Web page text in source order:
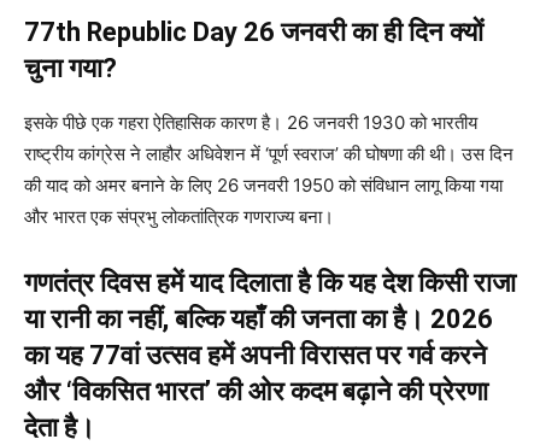
77th Republic Day 26 जनवरी का ही दिन क्यों
चुना गया?
इसके पीछे एक गहरा ऐतिहासिक कारण है। 26 जनवरी 1930 को भारतीय
राष्ट्रीय कांग्रेस ने लाहौर अधिवेशन में ‘पूर्ण स्वराज’ की घोषणा की थी। उस दिन
की याद को अमर बनाने के लिए 26 जनवरी 1950 को संविधान लागू किया गया
और भारत एक संप्रभु लोकतांत्रिक गणराज्य बना।
गणतंत्र दिवस हमें याद दिलाता है कि यह देश किसी राजा
या रानी का नहीं, बल्कि यहाँ की जनता का है। 2026
का यह 77वां उत्सव हमें अपनी विरासत पर गर्व करने
और ‘विकसित भारत’ की ओर कदम बढ़ाने की प्रेरणा
देता है।